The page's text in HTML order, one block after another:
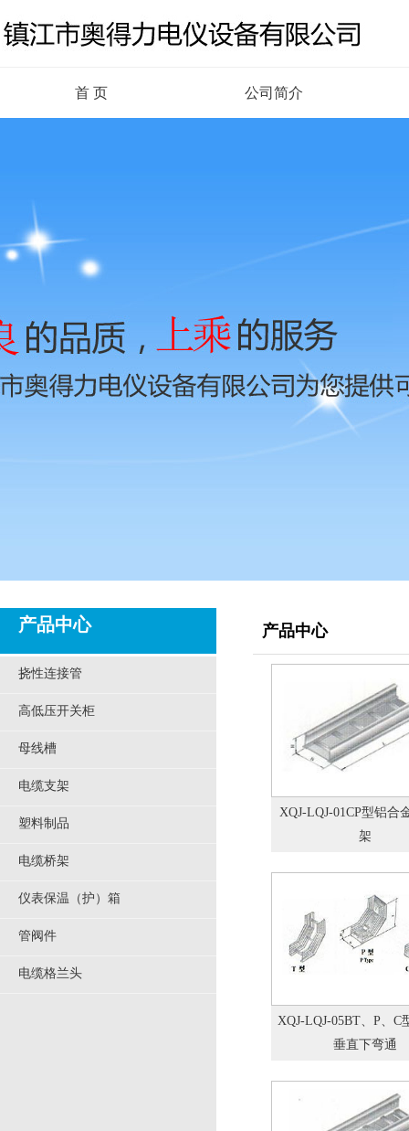
首 页 公司简介
产品中心
挠性连接管
高低压开关柜
母线槽
电缆支架
塑料制品
电缆桥架
仪表保温（护）箱
管阀件
电缆格兰头
产品中心
XQJ-LQJ-01CP型铝合
架
XQJ-LQJ-05BT、P、C
垂直下弯通